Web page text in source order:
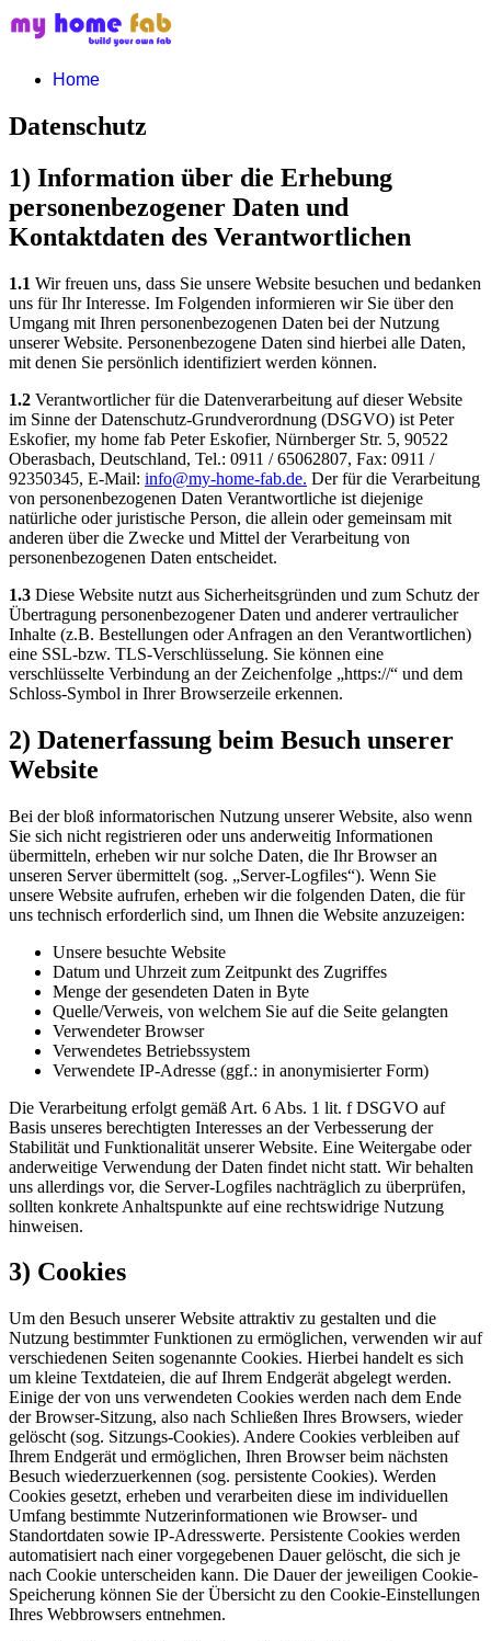
Home
Datenschutz
1) Information über die Erhebung
personenbezogener Daten und
Kontaktdaten des Verantwortlichen
1.1 Wir freuen uns, dass Sie unsere Website besuchen und bedanken
uns für Ihr Interesse. Im Folgenden informieren wir Sie über den
Umgang mit Ihren personenbezogenen Daten bei der Nutzung
unserer Website. Personenbezogene Daten sind hierbei alle Daten,
mit denen Sie persönlich identifiziert werden können.
1.2 Verantwortlicher für die Datenverarbeitung auf dieser Website
im Sinne der Datenschutz-Grundverordnung (DSGVO) ist Peter
Eskofier, my home fab Peter Eskofier, Nürnberger Str. 5, 90522
Oberasbach, Deutschland, Tel.: 0911 / 65062807, Fax: 0911 /
92350345, E-Mail: info@my-home-fab.de. Der für die Verarbeitung
von personenbezogenen Daten Verantwortliche ist diejenige
natürliche oder juristische Person, die allein oder gemeinsam mit
anderen über die Zwecke und Mittel der Verarbeitung von
personenbezogenen Daten entscheidet.
1.3 Diese Website nutzt aus Sicherheitsgründen und zum Schutz der
Übertragung personenbezogener Daten und anderer vertraulicher
Inhalte (z.B. Bestellungen oder Anfragen an den Verantwortlichen)
eine SSL-bzw. TLS-Verschlüsselung. Sie können eine
verschlüsselte Verbindung an der Zeichenfolge „https://“ und dem
Schloss-Symbol in Ihrer Browserzeile erkennen.
2) Datenerfassung beim Besuch unserer
Website
Bei der bloß informatorischen Nutzung unserer Website, also wenn
Sie sich nicht registrieren oder uns anderweitig Informationen
übermitteln, erheben wir nur solche Daten, die Ihr Browser an
unseren Server übermittelt (sog. „Server-Logfiles“). Wenn Sie
unsere Website aufrufen, erheben wir die folgenden Daten, die für
uns technisch erforderlich sind, um Ihnen die Website anzuzeigen:
Unsere besuchte Website
Datum und Uhrzeit zum Zeitpunkt des Zugriffes
Menge der gesendeten Daten in Byte
Quelle/Verweis, von welchem Sie auf die Seite gelangten
Verwendeter Browser
Verwendetes Betriebssystem
Verwendete IP-Adresse (ggf.: in anonymisierter Form)
Die Verarbeitung erfolgt gemäß Art. 6 Abs. 1 lit. f DSGVO auf
Basis unseres berechtigten Interesses an der Verbesserung der
Stabilität und Funktionalität unserer Website. Eine Weitergabe oder
anderweitige Verwendung der Daten findet nicht statt. Wir behalten
uns allerdings vor, die Server-Logfiles nachträglich zu überprüfen,
sollten konkrete Anhaltspunkte auf eine rechtswidrige Nutzung
hinweisen.
3) Cookies
Um den Besuch unserer Website attraktiv zu gestalten und die
Nutzung bestimmter Funktionen zu ermöglichen, verwenden wir auf
verschiedenen Seiten sogenannte Cookies. Hierbei handelt es sich
um kleine Textdateien, die auf Ihrem Endgerät abgelegt werden.
Einige der von uns verwendeten Cookies werden nach dem Ende
der Browser-Sitzung, also nach Schließen Ihres Browsers, wieder
gelöscht (sog. Sitzungs-Cookies). Andere Cookies verbleiben auf
Ihrem Endgerät und ermöglichen, Ihren Browser beim nächsten
Besuch wiederzuerkennen (sog. persistente Cookies). Werden
Cookies gesetzt, erheben und verarbeiten diese im individuellen
Umfang bestimmte Nutzerinformationen wie Browser- und
Standortdaten sowie IP-Adresswerte. Persistente Cookies werden
automatisiert nach einer vorgegebenen Dauer gelöscht, die sich je
nach Cookie unterscheiden kann. Die Dauer der jeweiligen Cookie-
Speicherung können Sie der Übersicht zu den Cookie-Einstellungen
Ihres Webbrowsers entnehmen.